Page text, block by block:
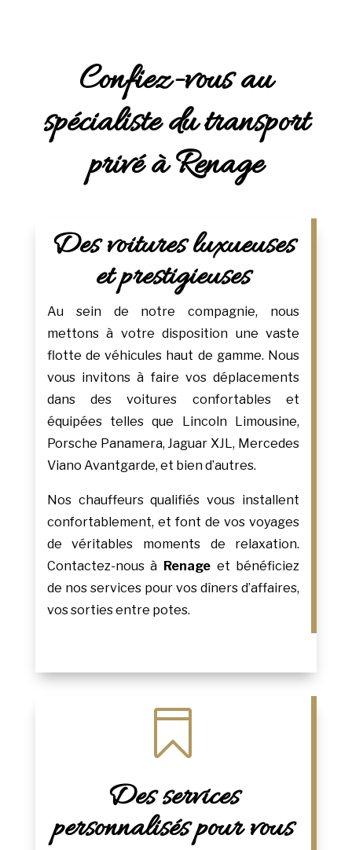
Confiez-vous au
spécialiste du transport
privé à Renage
Des voitures luxueuses
et prestigieuses
Au sein de notre compagnie, nous
mettons à votre disposition une vaste
flotte de véhicules haut de gamme. Nous
vous invitons à faire vos déplacements
dans des voitures confortables et
équipées telles que Lincoln Limousine,
Porsche Panamera, Jaguar XJL, Mercedes
Viano Avantgarde, et bien d’autres.
Nos chauffeurs qualifiés vous installent
confortablement, et font de vos voyages
de véritables moments de relaxation.
Contactez-nous à Renage et bénéficiez
de nos services pour vos dîners d’affaires,
vos sorties entre potes.

Des services
personnalisés pour vous